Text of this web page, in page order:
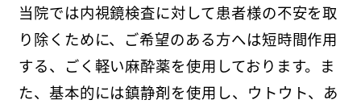
当院では内視鏡検査に対して患者様の不安を取
り除くために、ご希望のある方へは短時間作用
する、ごく軽い麻酔薬を使用しております。ま
た、基本的には鎮静剤を使用し、ウトウト、あ